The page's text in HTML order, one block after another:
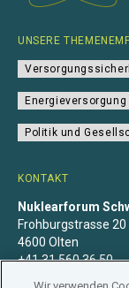
KONTAKT
Nuklearforum
Frohburgstrasse 20
4600 Olten
+41 31 560 36 50
UNSERE
Energieversorgung
Politik und